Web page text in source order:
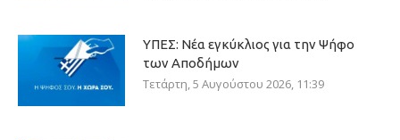
ΥΠΕΣ: Νέα εγκύκλιος για την Ψήφο
των Αποδήμων
Τετάρτη, 5 Αυγούστου 2026, 11:39